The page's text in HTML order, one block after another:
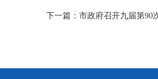
下一篇：市政府召开九届第90